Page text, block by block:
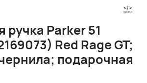
Parker 51
Red Rage GT;
подарочная